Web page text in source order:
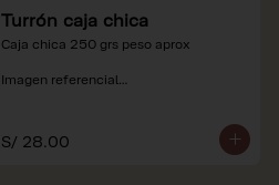
Turrón caja chica
Caja chica 250 grs peso aprox
Imagen referencial
soles e incluyen impuestos de ley y
recargo al consumo.
S/ 28.00